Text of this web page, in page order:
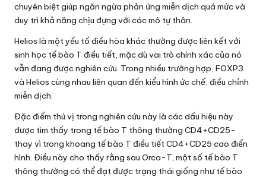
chuyên biệt giúp ngăn ngừa phản ứng miễn dịch quá mức và
duy trì khả năng chịu đựng với các mô tự thân.
Helios là một yếu tố điều hòa khác thường được liên kết với
sinh học tế bào T điều tiết, mặc dù vai trò chính xác của nó
vẫn đang được nghiên cứu. Trong nhiều trường hợp, FOXP3
và Helios cùng nhau liên quan đến kiểu hình ức chế, điều chỉnh
miễn dịch.
Đặc điểm thú vị trong nghiên cứu này là các dấu hiệu này
được tìm thấy trong tế bào T thông thường CD4+CD25-
thay vì trong khoang tế bào T điều tiết CD4+CD25 cao điển
hình. Điều này cho thấy rằng sau Orca-T, một số tế bào T
thông thường có thể đạt được trạng thái giống như tế bào